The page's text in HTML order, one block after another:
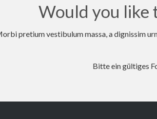
Would you like
pretium vestibulum massa, a dignissim
Bitte ein gültiges